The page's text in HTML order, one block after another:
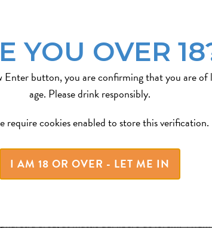
YOU OVER
Enter button, you are confirming that you are of
age. Please drink responsibly.
require cookies enabled to store this verification.
I AM 18 OR OVER - LET ME IN
sit amet massa feugiat viverra a eu diam.
sed dui. Etiam condimentum sollicitudin
sapien, id accumsan mi pulvinar ut. Etiam
id.
metus id elementum pulvinar, lorem dui
in nisl erat. Etiam tellus libero, accumsan
nisl in sollicitudin. Nullam nibh nulla,
fermentum ex id nulla varius, vitae
dictum sodales, diam lectus imperdiet
odio quam. Pellentesque interdum sapien
arcu, at mattis dui libero ac lorem.